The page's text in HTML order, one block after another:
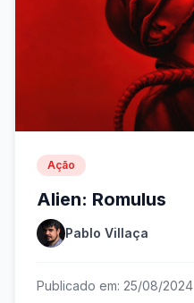
Ação
Alien: Romulus
Pablo Villaça
Publicado em: 25/08/2024